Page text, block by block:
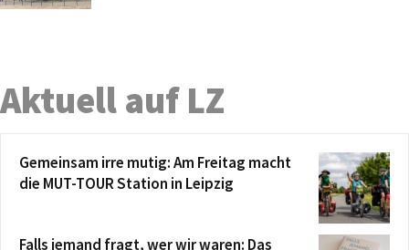
Aktuell auf LZ
Gemeinsam irre mutig: Am Freitag macht
die MUT-TOUR Station in Leipzig
Falls jemand fragt, wer wir waren: Das